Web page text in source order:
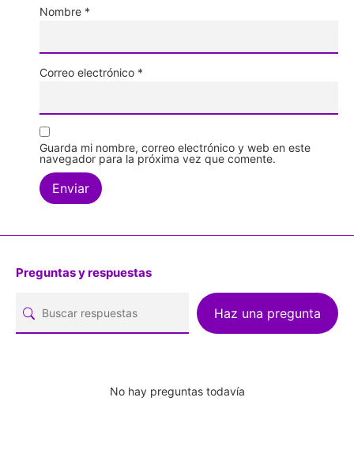
Nombre *
Correo electrónico *
Guarda mi nombre, correo electrónico y web en este
navegador para la próxima vez que comente.
Preguntas y respuestas
Haz una pregunta
No hay preguntas todavía